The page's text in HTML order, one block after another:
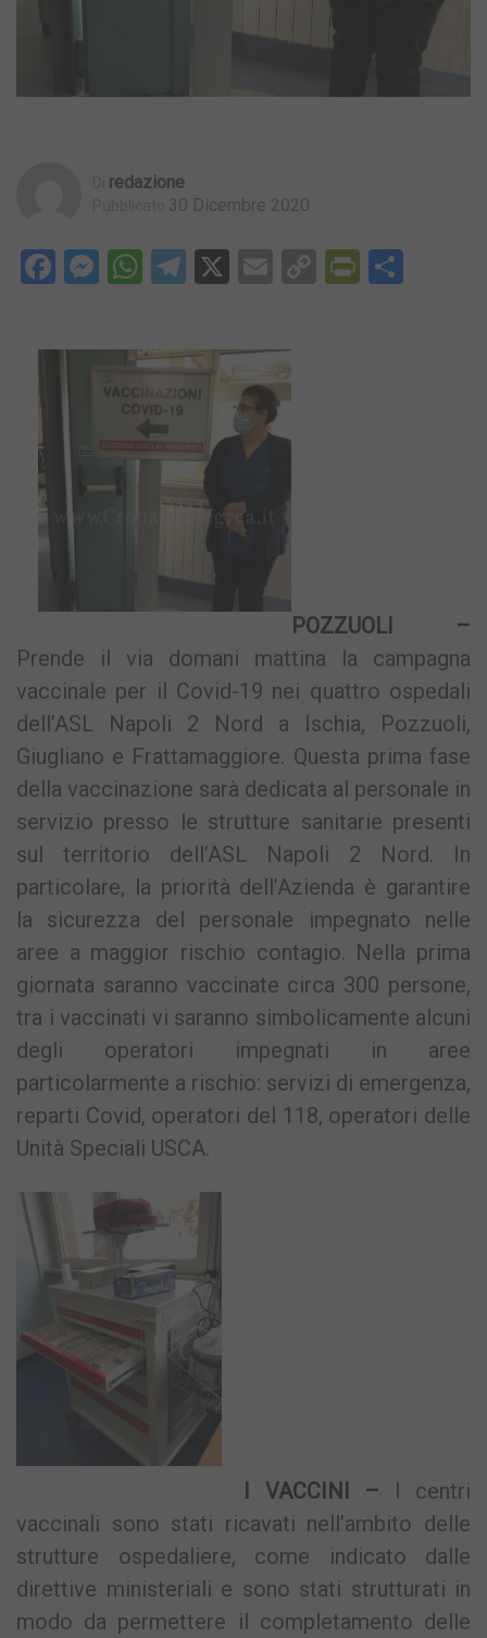
Redazione
30 Dicembre 2020
Facebook
Messenger
WhatsApp
Telegram
X EmailCopy
POZZUOLI –
Prende il via domani mattina la campagna
vaccinale per il Covid-19 nei quattro ospedali
dell’ASL Napoli 2 Nord a Ischia, Pozzuoli,
Giugliano e Frattamaggiore. Questa prima fase
della vaccinazione sarà dedicata al personale in
servizio presso le strutture sanitarie presenti
sul territorio dell’ASL Napoli 2 Nord. In
particolare, la priorità dell’Azienda è garantire
la sicurezza del personale impegnato nelle
aree a maggior rischio contagio. Nella prima
giornata saranno vaccinate circa 300 persone,
tra i vaccinati vi saranno simbolicamente alcuni
degli operatori impegnati in aree
particolarmente a rischio: servizi di emergenza,
reparti Covid, operatori del 118, operatori delle
Unità Speciali USCA.
I VACCINI – I centri
vaccinali sono stati ricavati nell’ambito delle
strutture ospedaliere, come indicato dalle
direttive ministeriali e sono stati strutturati in
modo da permettere il completamento delle